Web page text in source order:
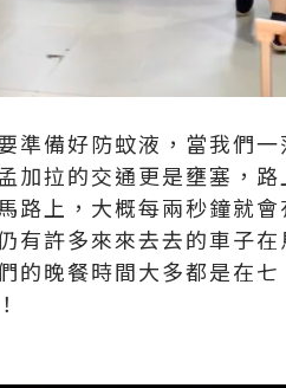
準備好防蚊液，當我們
加拉的交通更是壅塞，
路上，大概每兩秒鐘就
有許多來來去去的車子
的晚餐時間大多都是在